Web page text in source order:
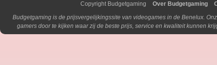
Copyright Budgetgaming
Over Budgetgaming
Budgetgaming is de prijsvergelijkingssite van videogames in de Benelux.
gamers door te kijken waar zij de beste prijs, service en kwaliteit kunnen